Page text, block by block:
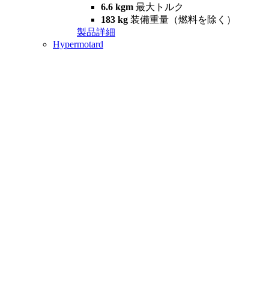
6.6 kgm 最大トルク
183 kg 装備重量（燃料を除く）
製品詳細
Hypermotard